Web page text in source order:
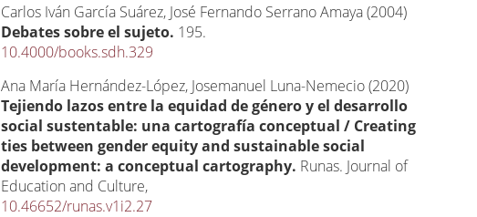
Carlos Iván García Suárez, José Fernando Serrano Amaya (2004)
Debates sobre el sujeto. 195.
10.4000/books.sdh.329
Ana María Hernández-López, Josemanuel Luna-Nemecio (2020)
Tejiendo lazos entre la equidad de género y el desarrollo
social sustentable: una cartografía conceptual / Creating
ties between gender equity and sustainable social
development: a conceptual cartography. Runas. Journal of
Education and Culture,
10.46652/runas.v1i2.27